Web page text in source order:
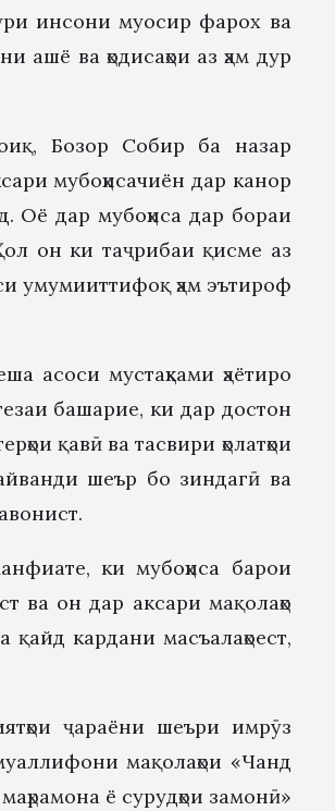
инсони муосир фарох ва
ашё ва ҳодисаҳои аз ҳам дур
Бозор Собир ба назар
мубоҳисачиён дар канор
Оё дар мубоҳиса дар бораи
он ки таҷрибаи қисме аз
умумииттифоқ ҳам эътироф
асоси мустаҳками ҳаётиро
башарие, ки дар достон
қавӣ ва тасвири ҳолатҳои
шеър бо зиндагӣ ва
ки мубоҳиса барои
ва он дар аксари мақолаҳо
кардани масъалаҳоест,
ҷараёни шеъри имрӯз
мақолаҳои «Чанд
ё сурудҳои замонӣ»